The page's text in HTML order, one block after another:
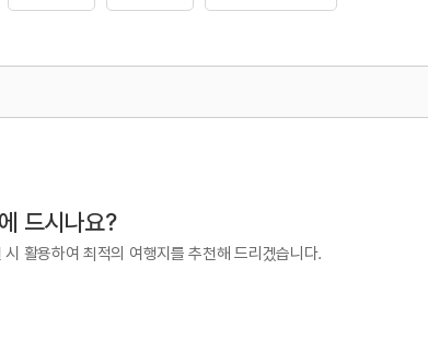
드시나요?
활용하여 최적의 여행지를 추천해 드리겠습니다.